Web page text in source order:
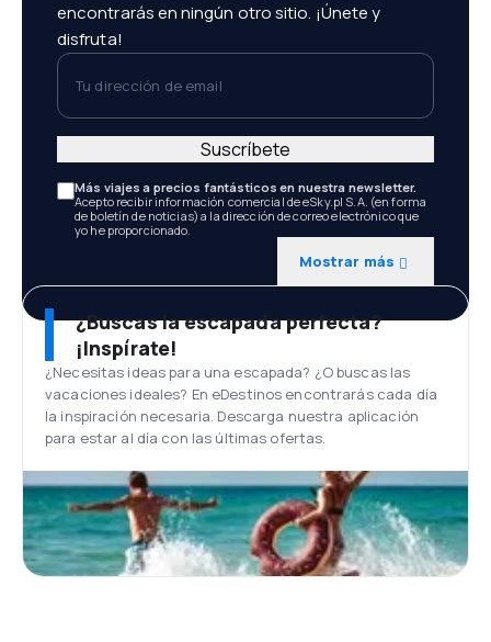
encontrarás en ningún otro sitio. ¡Únete y
disfruta!
Tu dirección de email
Más viajes a precios fantásticos en nuestra newsletter.
Acepto recibir información comercial de eSky.pl S.A. (en forma
de boletín de noticias) a la dirección de correo electrónico que
yo he proporcionado.
Mostrar más
Suscríbete
¿Buscas la escapada perfecta?
¡Inspírate!
¿Necesitas ideas para una escapada? ¿O buscas las
vacaciones ideales? En eDestinos encontrarás cada día
la inspiración necesaria. Descarga nuestra aplicación
para estar al día con las últimas ofertas.